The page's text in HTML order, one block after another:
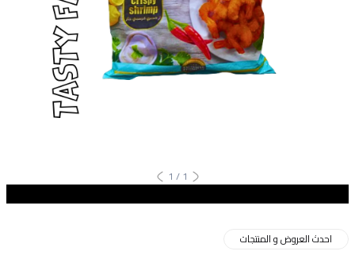
1
/
1
احدث العروض و المنتجات